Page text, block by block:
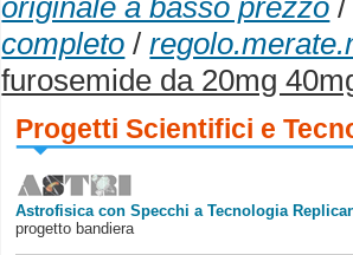
originale a basso prezzo
completo /
furosemide da 20mg
Progetti Scientifici e
Astrofisica con Specchi a Tecnologia
progetto bandiera